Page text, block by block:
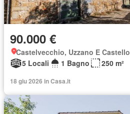
90.000 €
Castelvecchio, Uzzano E Castello
5 Locali
1 Bagno 250 m²
18 giu 2026 in Casa.it